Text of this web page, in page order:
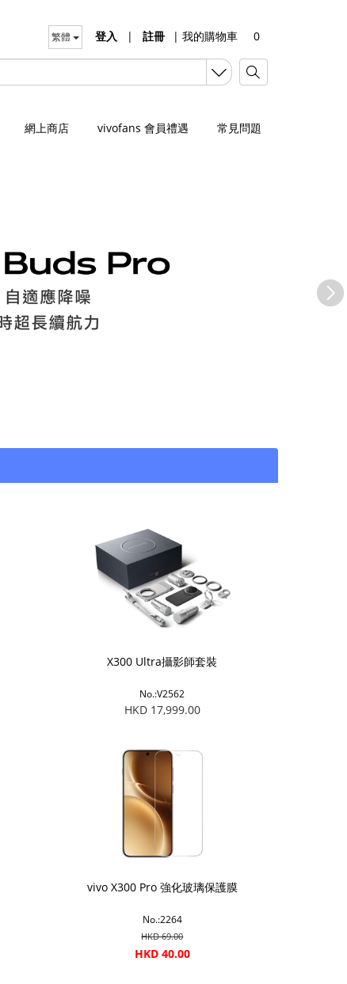
| 我的購物車 0
登入 | 註冊
繁體
網上商店 vivofans 會員禮遇 常見問題
X300 Ultra攝影師套裝
No.:V2562
HKD 17,999.00
vivo X300 Pro 強化玻璃保護膜
No.:2264
HKD 69.00
HKD 40.00